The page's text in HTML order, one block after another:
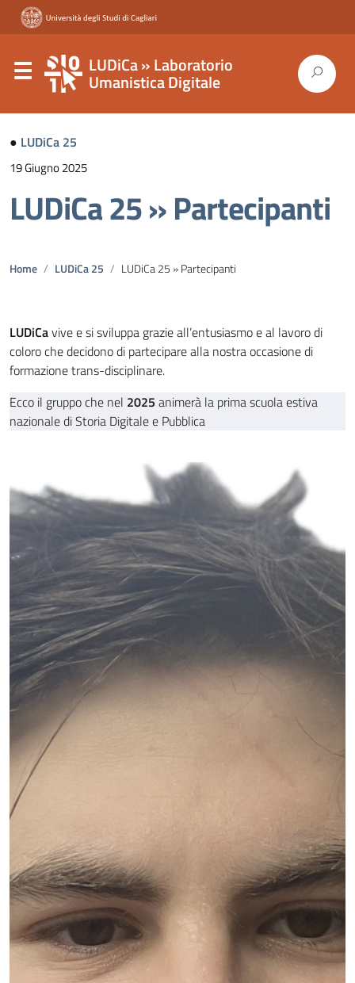
LUDiCa » Laboratorio
Umanistica Digitale
● LUDiCa 25
19 Giugno 2025
LUDiCa 25 » Partecipanti
Home LUDiCa 25 LUDiCa 25 » Partecipanti
LUDiCavive e si sviluppa grazie all’entusiasmo e al lavoro di
coloro che decidono di partecipare alla nostra occasione di
formazione trans-disciplinare.
Ecco il gruppo che nel 2025 animerà la prima scuola estiva
nazionale di Storia Digitale e Pubblica